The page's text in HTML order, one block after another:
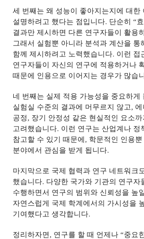
세 번째는 왜 성능이 좋아지는지에 대한
설명하려고 했다는 점입니다. 단순히“
결과만 제시하면 다른 연구자들이 활용
그래서 실험뿐 아니라 분석과 계산을 통
함께 제시하려고 노력했습니다. 이런 접
연구자들이 자신의 연구에 적용하거나
때문에 인용으로 이어지는 경우가 많습
네 번째는 실제 적용 가능성을 중요하게
실험실 수준의 결과에 머무르지 않고,에
공정, 장기 안정성 같은 현실적인 요소까
고려했습니다. 이런 연구는 산업계나 정
참고할 수 있기 때문에 , 학문적인 인용
분야에서 관심을 받게 됩니다.
마지막으로 국제 협력과 연구 네트워크
했습니다. 다양한 국가와 기관의 연구자
수행하면서 연구의 범위와 신뢰성을 높
자연스럽게 국제 학계에서의 가시성을
기여했다고 생각합니다.
정리하자면 , 연구를 할 때 언제나“중요